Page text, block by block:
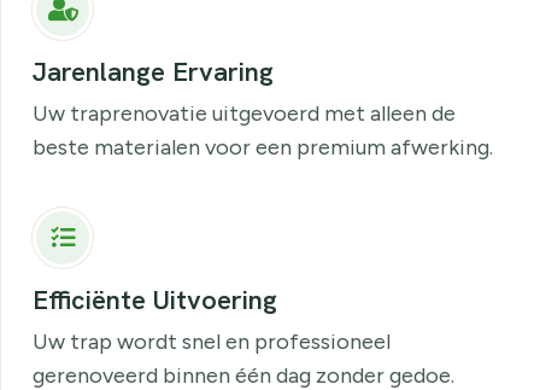
Jarenlange Ervaring
Uw traprenovatie uitgevoerd met alleen de
beste materialen voor een premium afwerking.
Efficiënte Uitvoering
Uw trap wordt snel en professioneel
gerenoveerd binnen één dag zonder gedoe.